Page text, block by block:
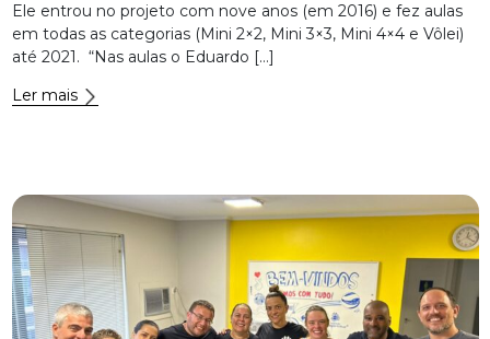
Ele entrou no projeto com nove anos (em 2016) e fez aulas
em todas as categorias (Mini 2×2, Mini 3×3, Mini 4×4 e Vôlei)
até 2021. “Nas aulas o Eduardo […]
Ler mais